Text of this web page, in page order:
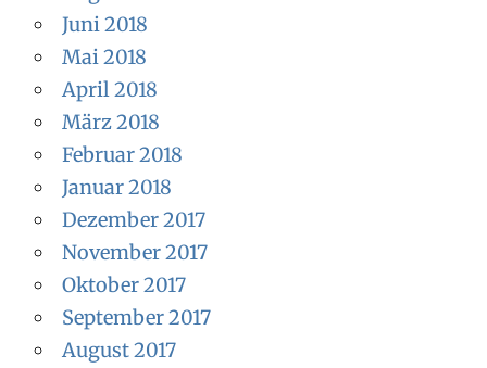
Juni 2018
Mai 2018
April 2018
März 2018
Februar 2018
Januar 2018
Dezember 2017
November 2017
Oktober 2017
September 2017
August 2017